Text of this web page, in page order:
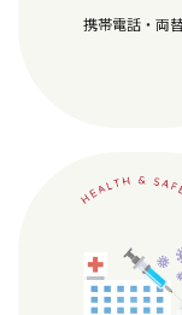
携帯電話・両